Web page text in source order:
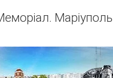
Маріуполь